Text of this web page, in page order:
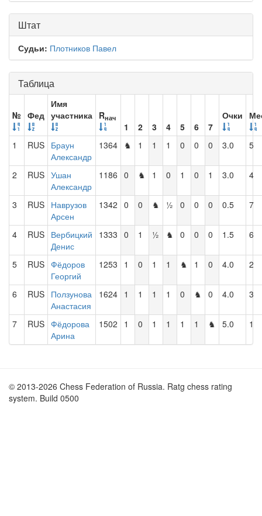
Штат
Судьи: Плотников Павел
Таблица
№ Фед
Имя
участника Rнач
1 2 3 4 5 6 7
Очки
1 RUS Браун
Александр
1364 ♞ 1 1 1 0 0 0 3.0 5
2 RUS Ушан
Александр
1186 0 ♞ 1 0 1 0 1 3.0 4
3 RUS Наврузов
Арсен
1342 0 0 ♞ ½ 0 0 0 0.5 7
4 RUS Вербицкий
Денис
1333 0 1 ½ ♞ 0 0 0 1.5 6
5 RUS Фёдоров
Георгий
1253 1 0 1 1 ♞ 1 0 4.0 2
6 RUS Ползунова
Анастасия
1624 1 1 1 1 0 ♞ 0 4.0 3
7 RUS Фёдорова
Арина
1502 1 0 1 1 1 1 ♞ 5.0 1
© 2013-2026 Chess Federation of Russia. Ratg chess rating
system. Build 0500